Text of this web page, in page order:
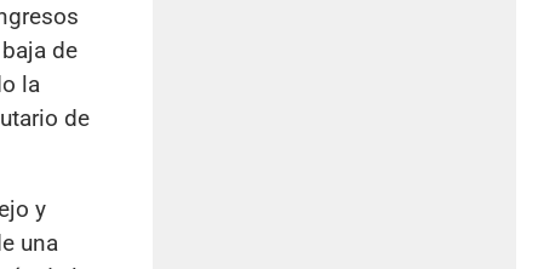
de
la
de
y
una